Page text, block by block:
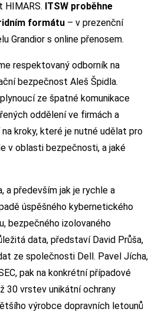
HIMARS. ITSW proběhne
formátu – v prezenční
Grandior s online přenosem.
respektovaný odborník na
bezpečnost Aleš Špidla.
ze špatné komunikace
oddělení ve firmách a
kroky, které je nutné udělat pro
v oblasti bezpečnosti, a jaké
a především jak je rychle a
úspěšného kybernetického
bezpečného izolovaného
data, představí David Průša,
ze společnosti Dell. Pavel Jícha,
pak na konkrétní případové
30 vrstev unikátní ochrany
výrobce dopravních letounů